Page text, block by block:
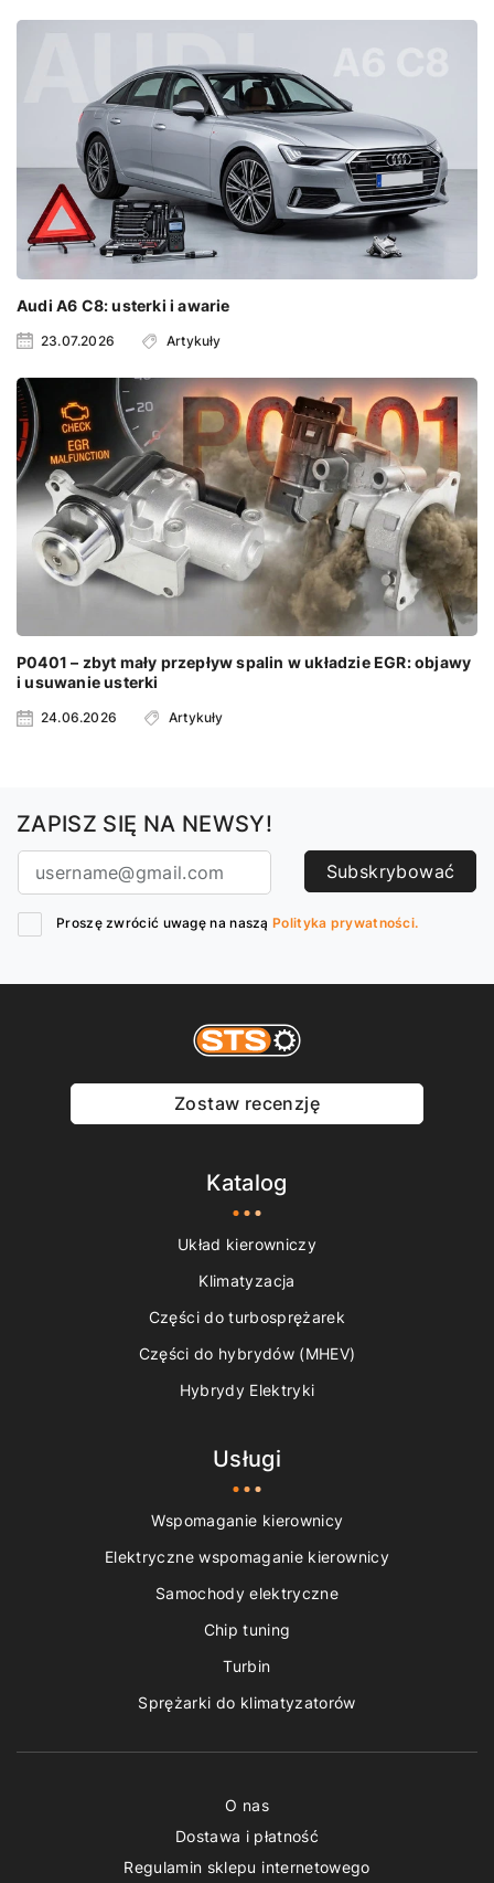
Audi A6 C8: usterki i awarie
23.07.2026 Artykuły
P0401 – zbyt mały przepływ spalin w układzie EGR: objawy
i usuwanie usterki
24.06.2026 Artykuły
ZAPISZ SIĘ NA NEWSY!
Subskrybować
Proszę zwrócić uwagę na naszą Polityka prywatności.
Zostaw recenzję
Katalog
Układ kierowniczy
Klimatyzacja
Części do turbosprężarek
Części do hybrydów (MHEV)
Hybrydy Elektryki
Usługi
Wspomaganie kierownicy
Elektryczne wspomaganie kierownicy
Samochody elektryczne
Chip tuning
Turbin
Sprężarki do klimatyzatorów
O nas
Dostawa i płatność
Regulamin sklepu internetowego